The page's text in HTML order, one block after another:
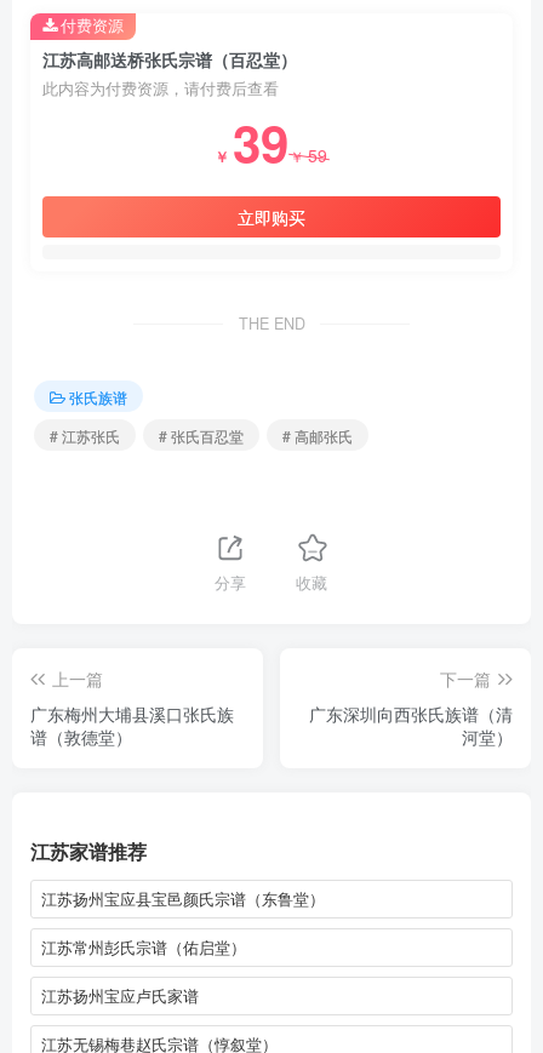
江苏高邮送桥张氏宗谱（百忍堂）
此内容为付费资源，请付费后查看
￥ 39￥59
立即购买
付费资源
THE END
张氏族谱
# 江苏张氏
# 张氏百忍堂 # 高邮张氏
分享 收藏
上一篇
广东梅州大埔县溪口张氏族
谱（敦德堂）
下一篇
广东深圳向西张氏族谱（清
河堂）
江苏家谱推荐
江苏扬州宝应县宝邑颜氏宗谱（东鲁堂）
江苏常州彭氏宗谱（佑启堂）
江苏扬州宝应卢氏家谱
江苏无锡梅巷赵氏宗谱（惇叙堂）